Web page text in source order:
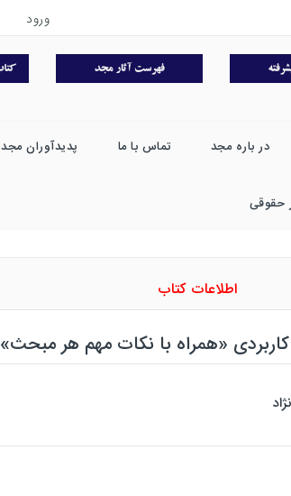
ورود
در باره مجد تماس با ما پدیدآوران مجد
حقوقی
اطلاعات کتاب
«همراه با نکات مهم هر مبحث»